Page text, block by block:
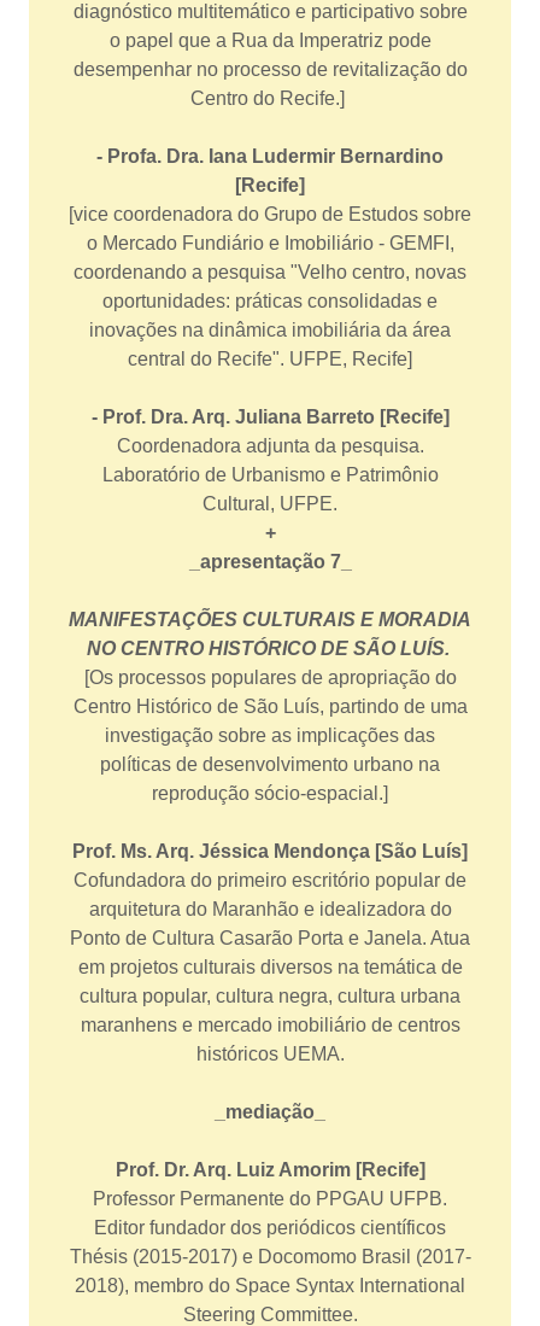
diagnóstico multitemático e participativo sobre
o papel que a Rua da Imperatriz pode
desempenhar no processo de revitalização do
Centro do Recife.]
- Profa. Dra. Iana Ludermir Bernardino
[Recife]
[vice coordenadora do Grupo de Estudos sobre
o Mercado Fundiário e Imobiliário - GEMFI,
coordenando a pesquisa "Velho centro, novas
oportunidades: práticas consolidadas e
inovações na dinâmica imobiliária da área
central do Recife". UFPE, Recife]
- Prof. Dra. Arq. Juliana Barreto [Recife]
Coordenadora adjunta da pesquisa.
Laboratório de Urbanismo e Patrimônio
Cultural, UFPE.
+
_apresentação 7_
MANIFESTAÇÕES CULTURAIS E MORADIA
NO CENTRO HISTÓRICO DE SÃO LUÍS.
[Os processos populares de apropriação do
Centro Histórico de São Luís, partindo de uma
investigação sobre as implicações das
políticas de desenvolvimento urbano na
reprodução sócio-espacial.]
Prof. Ms. Arq. Jéssica Mendonça [São Luís]
Cofundadora do primeiro escritório popular de
arquitetura do Maranhão e idealizadora do
Ponto de Cultura Casarão Porta e Janela. Atua
em projetos culturais diversos na temática de
cultura popular, cultura negra, cultura urbana
maranhens e mercado imobiliário de centros
históricos UEMA.
_mediação_
Prof. Dr. Arq. Luiz Amorim [Recife]
Professor Permanente do PPGAU UFPB.
Editor fundador dos periódicos científicos
Thésis (2015-2017) e Docomomo Brasil (2017-
2018), membro do Space Syntax International
Steering Committee.